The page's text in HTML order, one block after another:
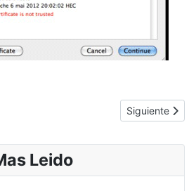
publica millones de emails de Stratfor
Artículo
Siguiente
Leido